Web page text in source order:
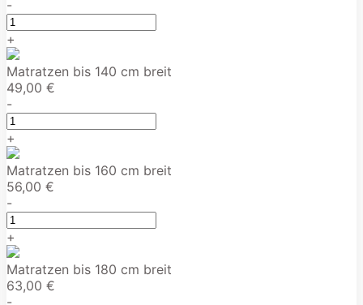
-
+
Matratzen bis 140 cm breit
49,00 €
-
+
Matratzen bis 160 cm breit
56,00 €
-
+
Matratzen bis 180 cm breit
63,00 €